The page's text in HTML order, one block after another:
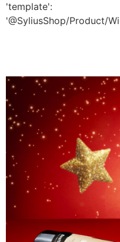
'template':
'@SyliusShop/Product/